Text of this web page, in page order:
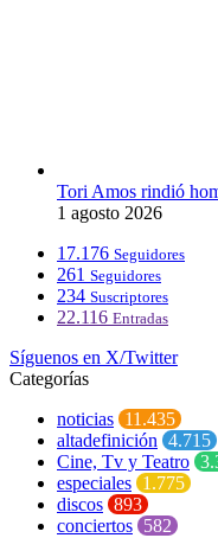
Tori Amos rindió
1 agosto 2026
17.176 Seguidores
261 Seguidores
234 Suscriptores
22.116 Entradas
Síguenos en X/Twitter
Categorías
noticias 11.435
altadefinición 4.715
Cine, Tv y Teatro
especiales 1.775
discos 893
conciertos 582